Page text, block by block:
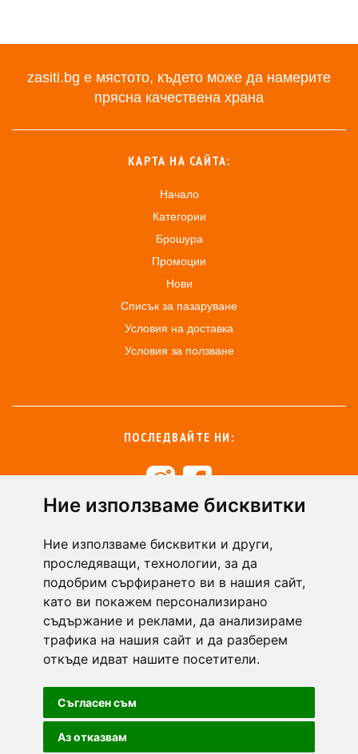
Ние използваме бисквитки
Ние използваме бисквитки и други,
проследяващи, технологии, за да
подобрим сърфирането ви в нашия сайт,
като ви покажем персонализирано
съдържание и реклами, да анализираме
трафика на нашия сайт и да разберем
откъде идват нашите посетители.
Съгласен съм
Аз отказвам
zasiti.bg е мястото, където може да намерите
прясна качествена храна
КАРТА НА САЙТА:
Начало
Категории
Брошура
Промоции
Нови
Списък за пазаруване
Условия на доставка
Условия за ползване
ПОСЛЕДВАЙТЕ НИ:
+359 894 49 0144
support@zasiti.bg